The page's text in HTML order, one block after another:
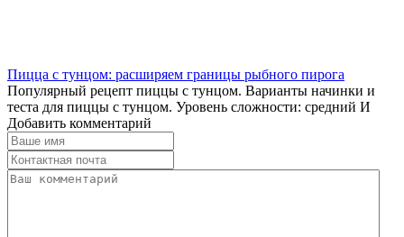
Пицца с тунцом: расширяем границы рыбного пирога
Популярный рецепт пиццы с тунцом. Варианты начинки и
теста для пиццы с тунцом. Уровень сложности: средний И
Добавить комментарий